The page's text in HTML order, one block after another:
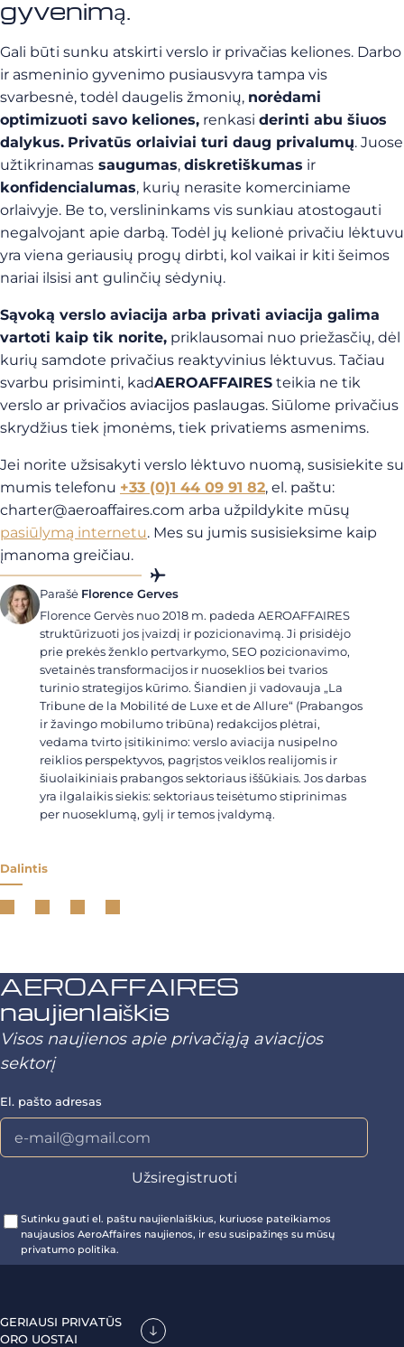
gyvenimą.
Gali būti sunku atskirti verslo ir privačias keliones. Darbo
ir asmeninio gyvenimo pusiausvyra tampa vis
svarbesnė, todėl daugelis žmonių, norėdami
optimizuoti savo keliones, renkasi derinti abu šiuos
dalykus. Privatūs orlaiviai turi daug privalumų. Juose
užtikrinamas saugumas, diskretiškumas ir
konfidencialumas, kurių nerasite komerciniame
orlaivyje. Be to, verslininkams vis sunkiau atostogauti
negalvojant apie darbą. Todėl jų kelionė privačiu lėktuvu
yra viena geriausių progų dirbti, kol vaikai ir kiti šeimos
nariai ilsisi ant gulinčių sėdynių.
Sąvoką verslo aviacija arba privati aviacija galima
vartoti kaip tik norite, priklausomai nuo priežasčių, dėl
kurių samdote privačius reaktyvinius lėktuvus. Tačiau
svarbu prisiminti, kadAEROAFFAIRES teikia ne tik
verslo ar privačios aviacijos paslaugas. Siūlome privačius
skrydžius tiek įmonėms, tiek privatiems asmenims.
Jei norite užsisakyti verslo lėktuvo nuomą, susisiekite su
mumis telefonu +33 (0)1 44 09 91 82, el. paštu:
charter@aeroaffaires.com arba užpildykite mūsų
pasiūlymą internetu. Mes su jumis susisieksime kaip
įmanoma greičiau.
Parašė Florence Gerves
Florence Gervès nuo 2018 m. padeda AEROAFFAIRES
struktūrizuoti jos įvaizdį ir pozicionavimą. Ji prisidėjo
prie prekės ženklo pertvarkymo, SEO pozicionavimo,
svetainės transformacijos ir nuoseklios bei tvarios
turinio strategijos kūrimo. Šiandien ji vadovauja „La
Tribune de la Mobilité de Luxe et de Allure“ (Prabangos
ir žavingo mobilumo tribūna) redakcijos plėtrai,
vedama tvirto įsitikinimo: verslo aviacija nusipelno
reiklios perspektyvos, pagrįstos veiklos realijomis ir
šiuolaikiniais prabangos sektoriaus iššūkiais. Jos darbas
yra ilgalaikis siekis: sektoriaus teisėtumo stiprinimas
per nuoseklumą, gylį ir temos įvaldymą.
Dalintis
AEROAFFAIRES
naujienlaiškis
Visos naujienos apie privačiąją aviacijos
sektorį
El. pašto adresas
Sutinku gauti el. paštu naujienlaiškius, kuriuose pateikiamos
naujausios AeroAffaires naujienos, ir esu susipažinęs su mūsų
privatumo politika.
GERIAUSI PRIVATŪS
ORO UOSTAI